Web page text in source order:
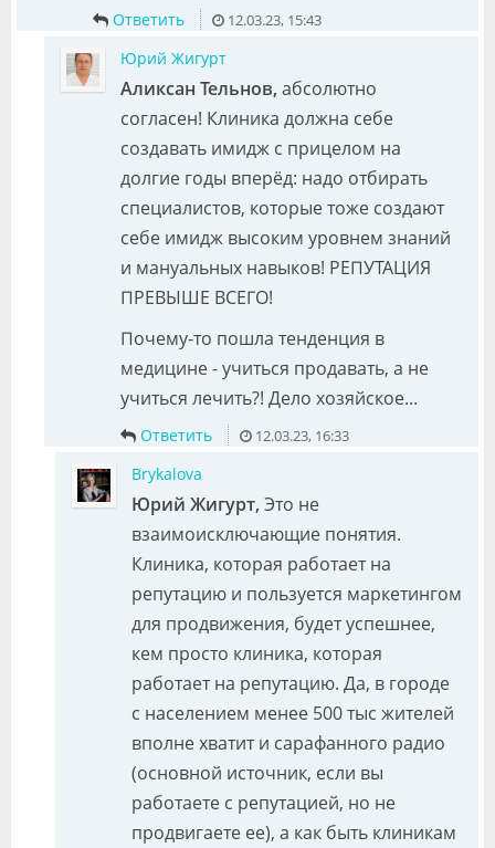
Ответить 12.03.23, 15:43
Юрий Жигурт
Аликсан Тельнов, абсолютно
согласен! Клиника должна себе
создавать имидж с прицелом на
долгие годы вперёд: надо отбирать
специалистов, которые тоже создают
себе имидж высоким уровнем знаний
и мануальных навыков! РЕПУТАЦИЯ
ПРЕВЫШЕ ВСЕГО!
Почему-то пошла тенденция в
медицине - учиться продавать, а не
учиться лечить?! Дело хозяйское...
Ответить 12.03.23, 16:33
Brykalova
Юрий Жигурт, Это не
взаимоисключающие понятия.
Клиника, которая работает на
репутацию и пользуется маркетингом
для продвижения, будет успешнее,
кем просто клиника, которая
работает на репутацию. Да, в городе
с населением менее 500 тыс жителей
вполне хватит и сарафанного радио
(основной источник, если вы
работаете с репутацией, но не
продвигаете ее), а как быть клиникам